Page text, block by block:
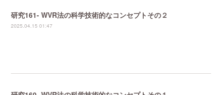
研究161- WVR法の科学技術的なコンセプトその２
2025.04.15 01:47